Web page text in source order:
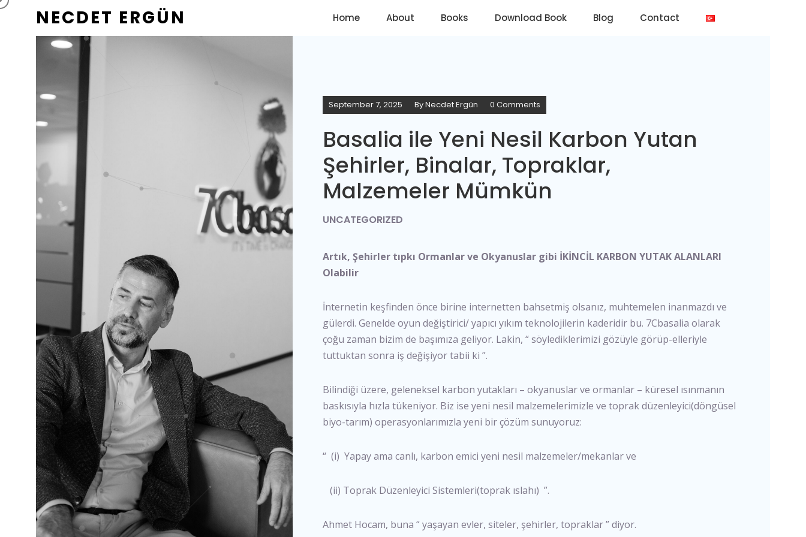
NECDET ERGÜN Home About Books Download Book Blog Contact
September 7, 2025 ByNecdet Ergün 0 Comments
Basalia ile Yeni Nesil Karbon Yutan
Şehirler, Binalar, Topraklar,
Malzemeler Mümkün
UNCATEGORIZED
Artık, Şehirler tıpkı Ormanlar ve Okyanuslar gibi İKİNCİL KARBON YUTAK ALANLARI
Olabilir
İnternetin keşfinden önce birine internetten bahsetmiş olsanız, muhtemelen inanmazdı ve
gülerdi. Genelde oyun değiştirici/ yapıcı yıkım teknolojilerin kaderidir bu. 7Cbasalia olarak
çoğu zaman bizim de başımıza geliyor. Lakin, “ söylediklerimizi gözüyle görüp-elleriyle
tuttuktan sonra iş değişiyor tabii ki ”.
Bilindiği üzere, geleneksel karbon yutakları – okyanuslar ve ormanlar – küresel ısınmanın
baskısıyla hızla tükeniyor. Biz ise yeni nesil malzemelerimizle ve toprak düzenleyici(döngüsel
biyo-tarım) operasyonlarımızla yeni bir çözüm sunuyoruz:
“ (i) Yapay ama canlı, karbon emici yeni nesil malzemeler/mekanlar ve
(ii) Toprak Düzenleyici Sistemleri(toprak ıslahı) ”.
Ahmet Hocam, buna “ yaşayan evler, siteler, şehirler, topraklar ” diyor.